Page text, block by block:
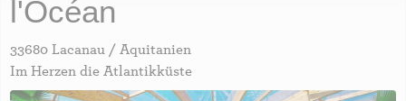
l'Océan
33680 Lacanau / Aquitanien
Im Herzen die Atlantikküste